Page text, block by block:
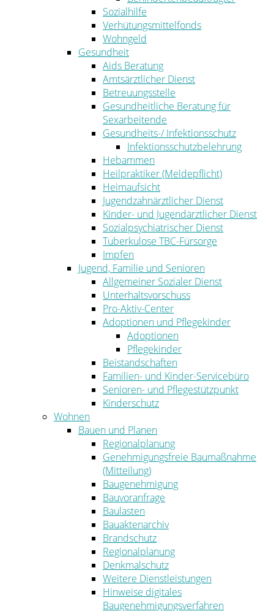
Sozialhilfe
Verhütungsmittelfonds
Wohngeld
Gesundheit
Aids Beratung
Amtsärztlicher Dienst
Betreuungsstelle
Gesundheitliche Beratung für
Sexarbeitende
Gesundheits-/ Infektionsschutz
Infektionsschutzbelehrung
Hebammen
Heilpraktiker (Meldepflicht)
Heimaufsicht
Jugendzahnärztlicher Dienst
Kinder- und Jugendärztlicher Dienst
Sozialpsychiatrischer Dienst
Tuberkulose TBC-Fürsorge
Impfen
Jugend, Familie und Senioren
Allgemeiner Sozialer Dienst
Unterhaltsvorschuss
Pro-Aktiv-Center
Adoptionen und Pflegekinder
Adoptionen
Pflegekinder
Beistandschaften
Familien- und Kinder-Servicebüro
Senioren- und Pflegestützpunkt
Kinderschutz
Wohnen
Bauen und Planen
Regionalplanung
Genehmigungsfreie Baumaßnahme
(Mitteilung)
Baugenehmigung
Bauvoranfrage
Baulasten
Bauaktenarchiv
Brandschutz
Regionalplanung
Denkmalschutz
Weitere Dienstleistungen
Hinweise digitales
Baugenehmigungsverfahren